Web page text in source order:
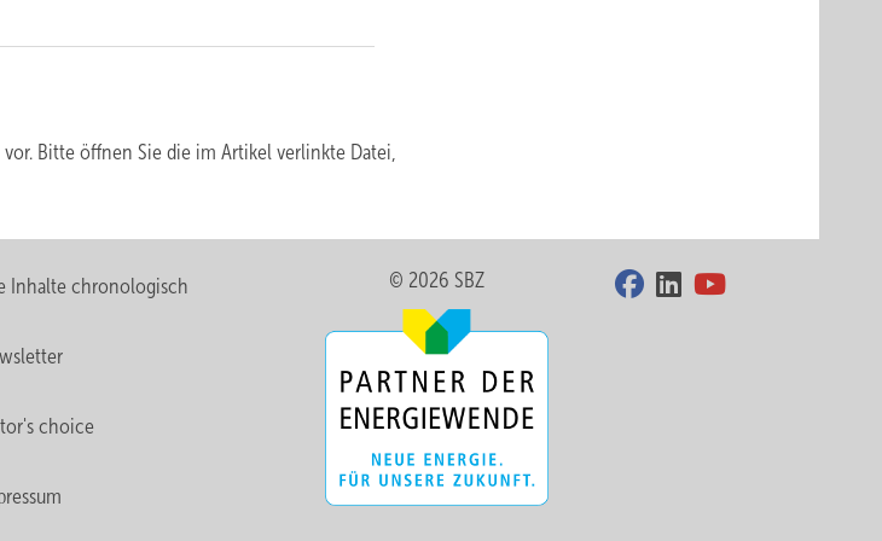
Bitte öffnen Sie die im Artikel verlinkte Datei,
Inhalte chronologisch
choice
© 2026 SBZ